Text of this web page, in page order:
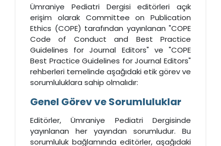
Ümraniye Pediatri Dergisi editörleri açık
erişim olarak Committee on Publication
Ethics (COPE) tarafından yayınlanan "COPE
Code of Conduct and Best Practice
Guidelines for Journal Editors" ve "COPE
Best Practice Guidelines for Journal Editors"
rehberleri temelinde aşağıdaki etik görev ve
sorumluluklara sahip olmalıdır:
Genel Görev ve Sorumluluklar
Editörler, Ümraniye Pediatri Dergisinde
yayınlanan her yayından sorumludur. Bu
sorumluluk bağlamında editörler, aşağıdaki